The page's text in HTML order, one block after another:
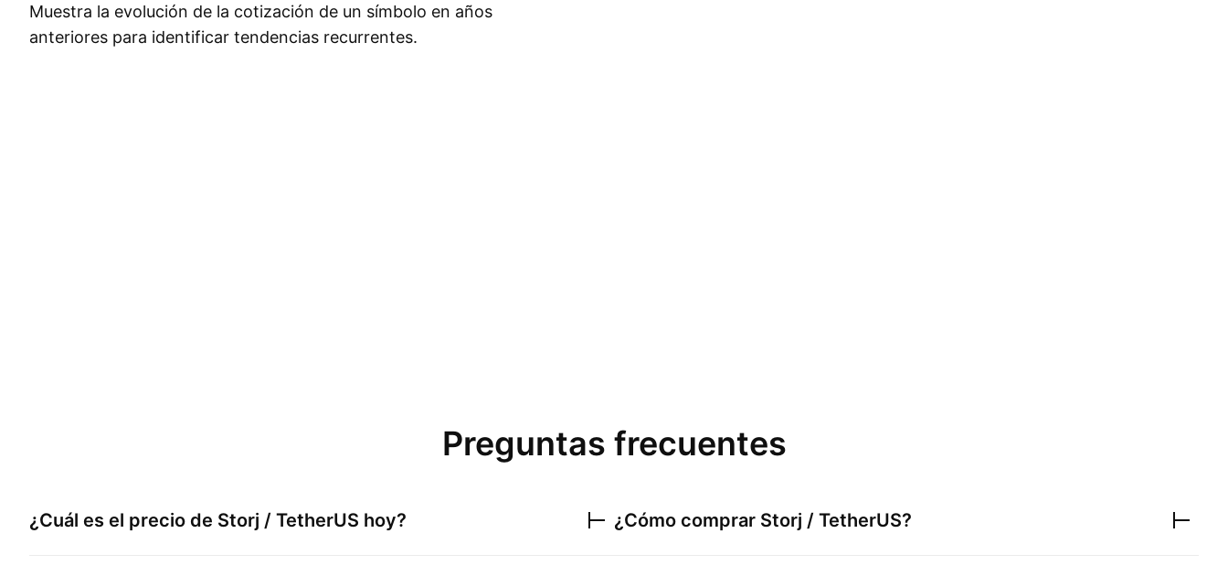
Muestra la evolución de la cotización de un símbolo en años
anteriores para identificar tendencias recurrentes.
Preguntas frecuentes
¿Cuál es el precio de Storj / TetherUS hoy? ¿Cómo comprar Storj / TetherUS?